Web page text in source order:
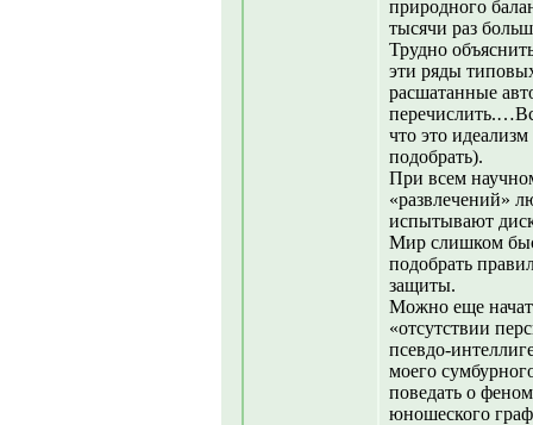
природного
тысячи раз
Трудно
эти ряды
расшатанные
что это
подобрать).
При всем
«развлечений»
испытывают
Мир слишком
подобрать
защиты.
Можно еще
«отсутствии
псевдо-
моего
поведать о
юношеского